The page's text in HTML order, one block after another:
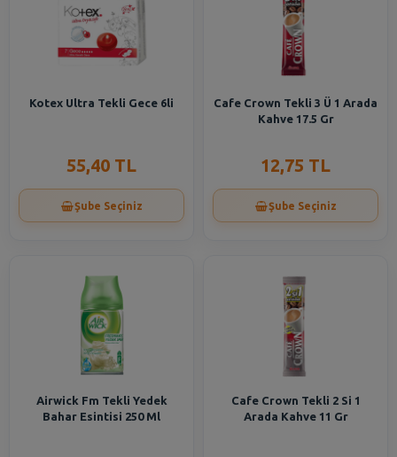
Kotex Ultra Tekli Gece 6li
55,40 TL
Şube Seçiniz
Cafe Crown Tekli 3 Ü 1 Arada
Kahve 17.5 Gr
12,75 TL
Şube Seçiniz
Airwick Fm Tekli Yedek
Bahar Esintisi 250 Ml
Cafe Crown Tekli 2 Si 1
Arada Kahve 11 Gr